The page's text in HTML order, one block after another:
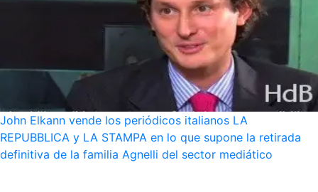
John Elkann vende los periódicos italianos LA
REPUBBLICA y LA STAMPA en lo que supone la retirada
definitiva de la familia Agnelli del sector mediático